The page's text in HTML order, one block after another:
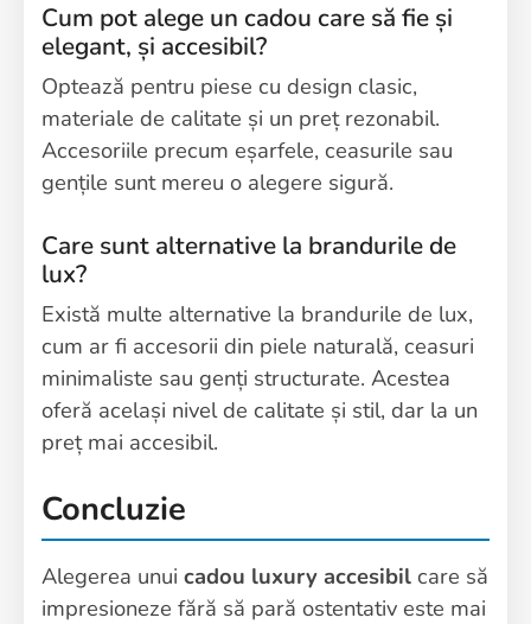
Cum pot alege un cadou care să fie și
elegant, și accesibil?
Optează pentru piese cu design clasic,
materiale de calitate și un preț rezonabil.
Accesoriile precum eșarfele, ceasurile sau
gențile sunt mereu o alegere sigură.
Care sunt alternative la brandurile de
lux?
Există multe alternative la brandurile de lux,
cum ar fi accesorii din piele naturală, ceasuri
minimaliste sau genți structurate. Acestea
oferă același nivel de calitate și stil, dar la un
preț mai accesibil.
Concluzie
Alegerea unui cadou luxury accesibil care să
impresioneze fără să pară ostentativ este mai